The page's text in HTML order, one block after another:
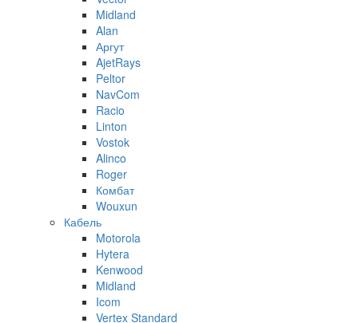
Midland
Alan
Аргут
AjetRays
Peltor
NavCom
Racio
Linton
Vostok
Alinco
Roger
Комбат
Wouxun
Кабель
Motorola
Hytera
Kenwood
Midland
Icom
Vertex Standard